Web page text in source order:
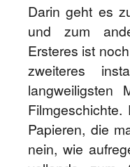
Darin geht es
und zum
Ersteres ist
zweiteres
langweiligsten
Filmgeschichte.
Papieren, die
nein, wie